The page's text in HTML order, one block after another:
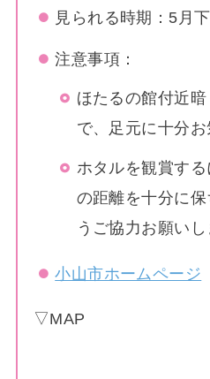
見られる時期：5月
注意事項：
ほたるの館付近
で、足元に十分お
ホタルを観賞す
の距離を十分に
うご協力お願いし
小山市ホームページ
▽MAP